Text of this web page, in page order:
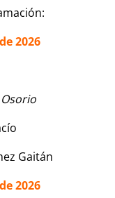
2026
Gaitán
2026